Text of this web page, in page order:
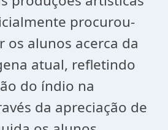
procurou-
os alunos acerca da
atual, refletindo
do índio na
da apreciação de